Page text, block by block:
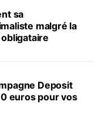
sa
malgré la
Deposit
euros pour vos